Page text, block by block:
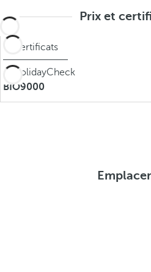
Prix et
Certificats
BIO9000